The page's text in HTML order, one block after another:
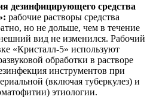
дезинфицирующего средства
: рабочие растворы средства
но не дольше, чем в течение
вид не изменился. Рабочий
«Кристалл-5» используют
обработки в растворе
инструментов при
(включая туберкулез) и
этиологии.